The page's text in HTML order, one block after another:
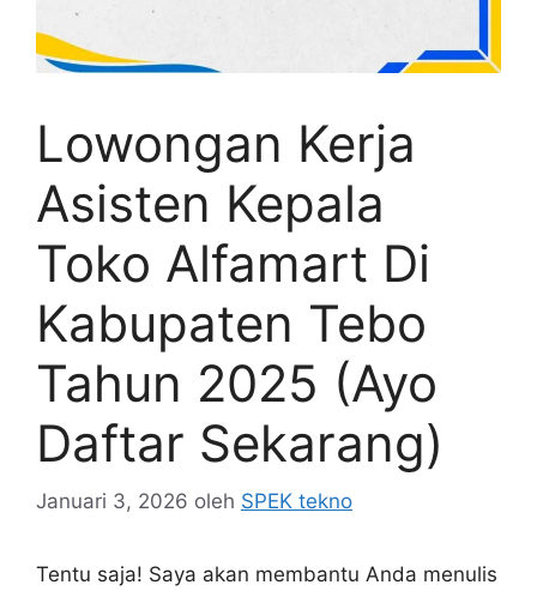
Lowongan Kerja
Asisten Kepala
Toko Alfamart Di
Kabupaten Tebo
Tahun 2025 (Ayo
Daftar Sekarang)
Januari 3, 2026 oleh SPEK tekno
Tentu saja! Saya akan membantu Anda menulis